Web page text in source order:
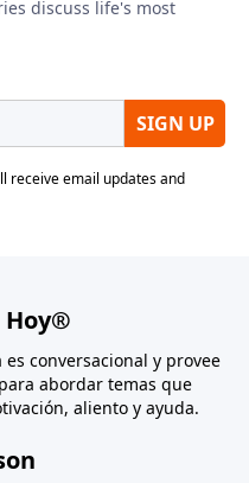
Hoy®
conversacional y provee
abordar temas que
aliento y ayuda.